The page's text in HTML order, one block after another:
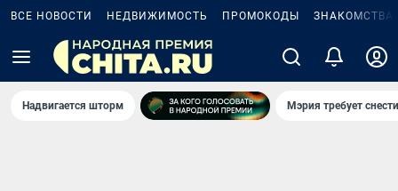
ВСЕ НОВОСТИ НЕДВИЖИМОСТЬ ПРОМОКОДЫ ЗНАКОМСТВА
Надвигается шторм Мэрия требует